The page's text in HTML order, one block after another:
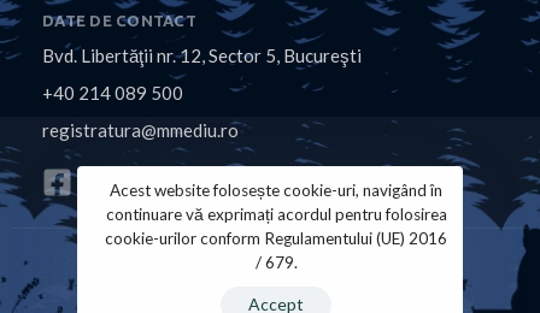
DATE DE CONTACT
Bvd. Libertăţii nr. 12, Sector 5, Bucureşti
+40 214 089 500
registratura@mmediu.ro
Acest website folosește cookie-uri, navigând în
continuare vă exprimați acordul pentru folosirea
cookie-urilor conform Regulamentului (UE) 2016
/ 679.
Accept